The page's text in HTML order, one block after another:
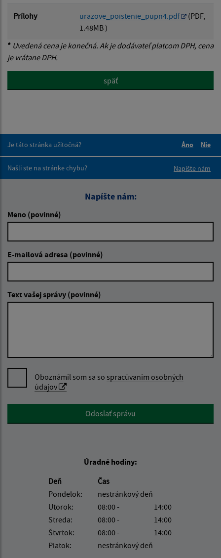
Prílohy urazove_poistenie_pupn4.pdf
(PDF,
1.48MB )
* Uvedená cena je konečná. Ak je dodávateľ platcom DPH, cena
je vrátane DPH.
späť
Je táto stránka užitočná?
Áno
Nie
Našli ste na stránke chybu?
Napíšte nám
Napíšte nám:
Meno (povinné)
E-mailová adresa (povinné)
Text vašej správy (povinné)
Oboznámil som sa so spracúvaním osobných
údajov
Google reCaptcha ResponseOdoslať správu
Úradné hodiny:
Deň
Čas
Pondelok:
nestránkový deň
Utorok:
08:00 -
14:00
Streda:
08:00 -
14:00
Štvrtok:
08:00 -
14:00
Piatok:
nestránkový deň